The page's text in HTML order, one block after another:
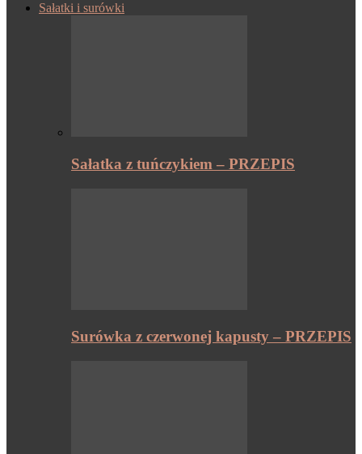
Sałatki i surówki
Sałatka z tuńczykiem – PRZEPIS
Surówka z czerwonej kapusty – PRZEPIS